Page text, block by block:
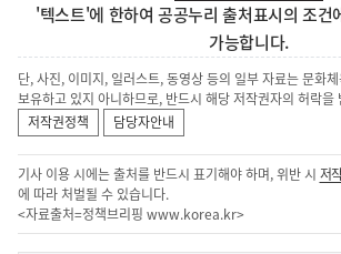
'텍스트'에 한하여 공공누리 출처표시의 조건
가능합니다.
단, 사진, 이미지, 일러스트, 동영상 등의 일부 자료는 문화
보유하고 있지 아니하므로, 반드시 해당 저작권자의 허락을
저작권정책
담당자안내
기사 이용 시에는 출처를 반드시 표기해야 하며, 위반 시 저
에 따라 처벌될 수 있습니다.
<자료출처=정책브리핑 www.korea.kr>